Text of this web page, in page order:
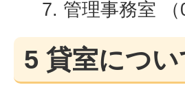
管理事務室
5 貸室につい